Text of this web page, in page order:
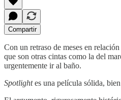
Compartir
Con un retraso de meses en
que son otras cintas como la del
urgentemente ir al baño.
Spotlightes una película sólida,